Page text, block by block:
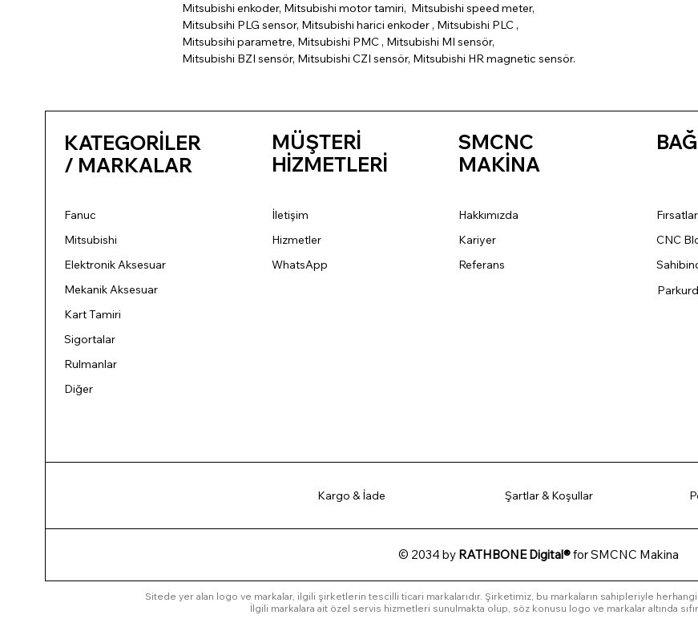
Mitsubishi enkoder, Mitsubishi motor tamiri, Mitsubishi speed meter,
Mitsubsihi PLG sensor, Mitsubishi harici enkoder , Mitsubishi PLC ,
Mitsubsihi parametre, Mitsubishi PMC , Mitsubishi MI sensör,
Mitsubishi BZI sensör, Mitsubishi CZI sensör, Mitsubishi HR magnetic sensör.
KATEGORİLER
/ MARKALAR
Fanuc
Mitsubishi
Elektronik Aksesuar
Mekanik Aksesuar
Kart Tamiri
Sigortalar
Rulmanlar
Diğer
MÜŞTERİ
HİZMETLERİ
İletişim
Hizmetler
WhatsApp
SMCNC
MAKİNA
Hakkımızda
Kariyer
Referans
Fırsatlar
CNC
Kargo & İade Şartlar & Koşullar
© 2034 by RATHBONE Digital®for SMCNC Makina
Sitede yer alan logo ve markalar, ilgili şirketlerin tescilli ticari markalarıdır. Şirketimiz, bu markaların sahipleriyle
İlgili markalara ait özel servis hizmetleri sunulmakta olup, söz konusu logo ve markalar altında sıfır